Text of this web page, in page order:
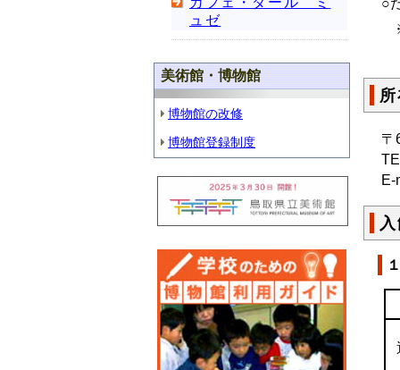
ュゼ
美術館・博物館
博物館の改修
博物館登録制度
○
〒
E-